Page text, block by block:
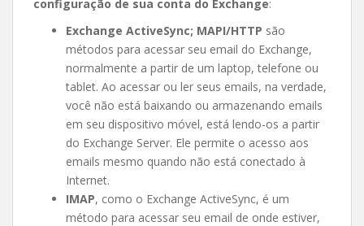
configuração de sua conta do Exchange:
Exchange ActiveSync; MAPI/HTTP são
métodos para acessar seu email do Exchange,
normalmente a partir de um laptop, telefone ou
tablet. Ao acessar ou ler seus emails, na verdade,
você não está baixando ou armazenando emails
em seu dispositivo móvel, está lendo-os a partir
do Exchange Server. Ele permite o acesso aos
emails mesmo quando não está conectado à
Internet.
IMAP, como o Exchange ActiveSync, é um
método para acessar seu email de onde estiver,